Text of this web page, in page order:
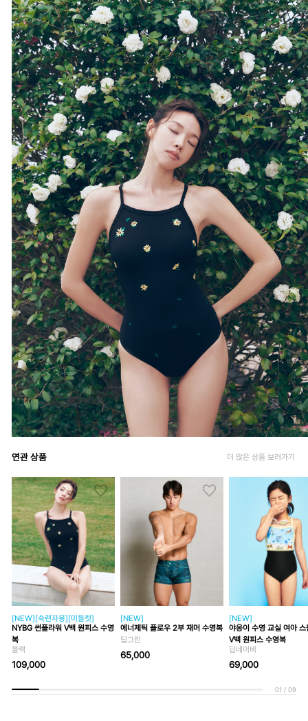
연관 상품 더 많은 상품 보러가기
[NEW][숙련자용][미들컷]
NYBG 썬플라워 V백 원피스 수영
복
블랙
109,000
[NEW]
에너제틱 플로우 2부 재머 수영복
딥그린
65,000
[NEW]
야옹이 수영 교실 여아 스
V백 원피스 수영복
딥네이비
69,000
01 / 09